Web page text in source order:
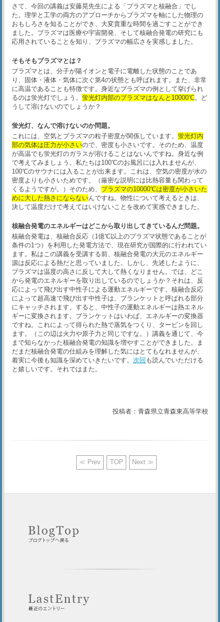
さて、今回の講義は安藤晃先生による「プラズマと核融合」でし
た。理学と工学の両方のアプローチからプラズマを軸にした物理の
おもしろさを知ることができ、大変貴重な時間を過ごすことができ
ました。プラズマは医療や宇宙開発、そして核融合発電の研究にも
応用されていることを知り、プラズマの幅広さを実感しました。
そもそもプラズマとは？
プラズマとは、分子が陽イオンと電子に電離した状態のことであ
り、固体・液体・気体に次ぐ第4の状態とも呼ばれます。また、非常
に高温であることも特徴です。身近なプラズマの例として挙げられ
るのは蛍光灯でしょう。蛍光灯内部のプラズマはなんと10000℃。ど
うして溶けないのでしょうか？
蛍光灯、なんで溶けないのか問題。
これには、空気とプラズマの粒子密度が関係しています。蛍光灯内
部の気体は圧力が小さいので、密度も小さいです。そのため、温度
が高温でも蛍光灯のガラスが溶けることはないんですね。身近な例
で考えてみましょう。私たちは100℃のお風呂には入れませんが、
100℃のサウナには入ることが出来ます。これは、空気の密度が水の
密度よりも小さいためです。（厳密な説明には比熱容量も関わって
くるようですが。）そのため、 プラズマの10000℃は密度が小さいた
めに大した熱さにならないんですね。物性について考えるときは、
決して温度だけで考えてはいけないことを改めて実感できました。
核融合発電のエネルギーはどこから取り出してきているんだ問題。
核融合発電は、核融合反応（1億℃以上のプラズマ状態であることが
条件の1つ）を利用した発電方法で、現在研究が国際的に行われてい
ます。私はこの講義を受講する前、核融合発電の大元のエネルギー
源は反応による熱だと思っていました。しかし、先述したように、
プラズマは温度の高さに反して大して熱くなりません。では、どこ
から発電のエネルギーを取り出しているのでしょうか？それは、反
応によって飛び出す中性子による運動エネルギーです。核融合反応
によって超高速で飛び出す中性子は、ブランケットと呼ばれる部分
にキャッチされます。すると、中性子の運動エネルギーは熱エネル
ギーに変換されます。ブランケットはいわば、エネルギーの変換器
ですね。これによって得られた熱で蒸気をつくり、タービンを回し
ます。（この辺は火力や原子力と同じですな。）講義を通じて、今
まで知らなかった核融合発電の知識を増やすことができました。ま
だまだ核融合発電の仕組みを理解した気にはとてもなれませんが、
着実に今後も知識を深めていきたいです。次回 も読んでいただける
と嬉しいです。それではまた。
投稿者：青森県立青森東高等学校
≪ Prev TOP Next ≫